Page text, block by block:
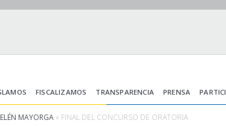
FISCALIZAMOS TRANSPARENCIA PRENSA
MAYORGA » FINAL DEL CONCURSO DE ORATORIA